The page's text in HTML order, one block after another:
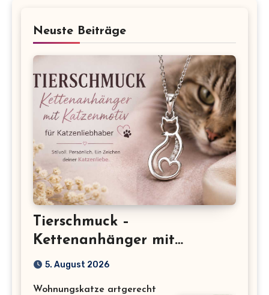
Neuste Beiträge
Tierschmuck –
Kettenanhänger mit
Katzenmotiv für
5. August 2026
Wohnungskatze artgerecht